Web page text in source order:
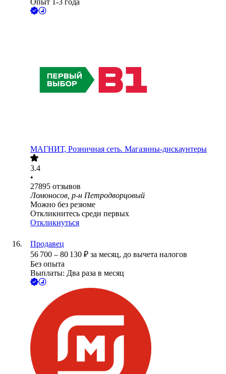
Опыт 1-3 года
МАГНИТ, Розничная сеть. Магазины-дискаунтеры
3.4
•
27895 отзывов
Ломоносов, р-н Петродворцовый
Можно без резюме
Откликнитесь среди первых
Откликнуться
Продавец
56 700 – 80 130 ₽ за месяц, до вычета налогов
Без опыта
Выплаты: Два раза в месяц